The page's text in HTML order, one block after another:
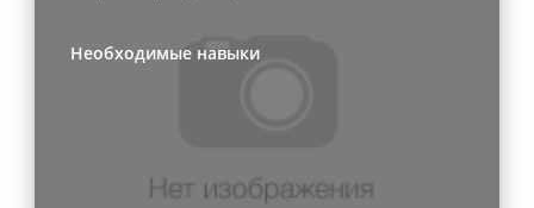
Необходимые навыки